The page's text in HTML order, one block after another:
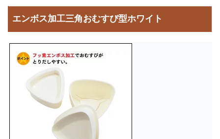
エンボス加工三角おむすび型ホワイト